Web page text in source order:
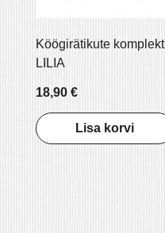
Köögirätikute komplekt
LILIA
18,90 €
Lisa korvi